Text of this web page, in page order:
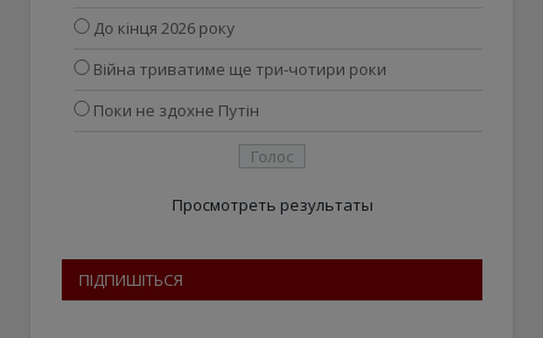
До кінця 2026 року
Війна триватиме ще три-чотири роки
Поки не здохне Путін
Просмотреть результаты
ПІДПИШІТЬСЯ